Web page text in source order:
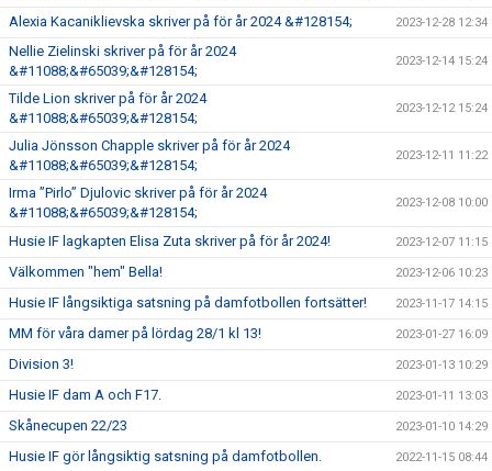
Alexia Kacaniklievska skriver på för år 2024 &#128154; 2023-12-28 12:34
Nellie Zielinski skriver på för år 2024
&#11088;&#65039;&#128154;
2023-12-14 15:24
Tilde Lion skriver på för år 2024
&#11088;&#65039;&#128154;
2023-12-12 15:24
Julia Jönsson Chapple skriver på för år 2024
&#11088;&#65039;&#128154;
2023-12-11 11:22
Irma ”Pirlo” Djulovic skriver på för år 2024
&#11088;&#65039;&#128154;
2023-12-08 10:00
Husie IF lagkapten Elisa Zuta skriver på för år 2024! 2023-12-07 11:15
Välkommen "hem" Bella! 2023-12-06 10:23
Husie IF långsiktiga satsning på damfotbollen fortsätter! 2023-11-17 14:15
MM för våra damer på lördag 28/1 kl 13! 2023-01-27 16:09
Division 3! 2023-01-13 10:29
Husie IF dam A och F17. 2023-01-11 13:03
Skånecupen 22/23 2023-01-10 14:29
Husie IF gör långsiktig satsning på damfotbollen. 2022-11-15 08:44